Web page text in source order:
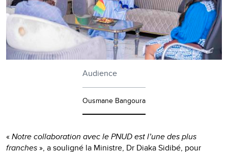
Audience
Ousmane Bangoura
«Notre collaboration avec le PNUD est l’une des plus
franches», a souligné la Ministre, Dr Diaka Sidibé, pour